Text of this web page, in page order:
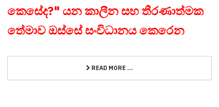
කෙසේද?" යන කාලීන සහ තීරණාත්මක
තේමාව ඔස්සේ සංවිධානය කෙරෙන
READ MORE ...